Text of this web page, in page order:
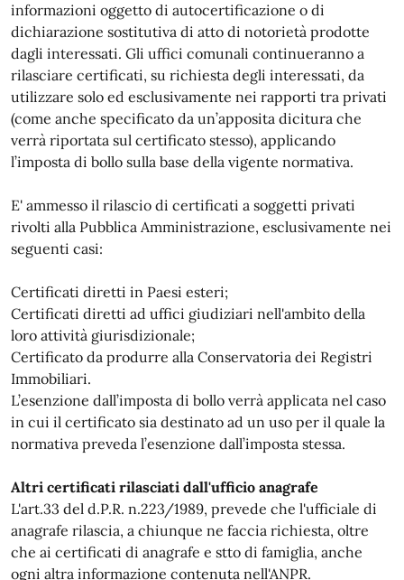
informazioni oggetto di autocertificazione o di
dichiarazione sostitutiva di atto di notorietà prodotte
dagli interessati. Gli uffici comunali continueranno a
rilasciare certificati, su richiesta degli interessati, da
utilizzare solo ed esclusivamente nei rapporti tra privati
(come anche specificato da un’apposita dicitura che
verrà riportata sul certificato stesso), applicando
l’imposta di bollo sulla base della vigente normativa.
E' ammesso il rilascio di certificati a soggetti privati
rivolti alla Pubblica Amministrazione, esclusivamente nei
seguenti casi:
Certificati diretti in Paesi esteri;
Certificati diretti ad uffici giudiziari nell'ambito della
loro attività giurisdizionale;
Certificato da produrre alla Conservatoria dei Registri
Immobiliari.
L’esenzione dall’imposta di bollo verrà applicata nel caso
in cui il certificato sia destinato ad un uso per il quale la
normativa preveda l’esenzione dall’imposta stessa.
Altri certificati rilasciati dall'ufficio anagrafe
L'art.33 del d.P.R. n.223/1989, prevede che l'ufficiale di
anagrafe rilascia, a chiunque ne faccia richiesta, oltre
che ai certificati di anagrafe e stto di famiglia, anche
ogni altra informazione contenuta nell'ANPR.